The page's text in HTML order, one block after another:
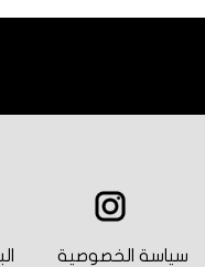
سياسة الخصوصية